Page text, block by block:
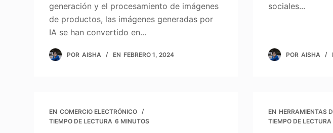
generación y el procesamiento de imágenes
de productos, las imágenes generadas por
IA se han convertido en...
POR AISHA EN FEBRERO 1, 2024
sociales...
POR AISHA
EN COMERCIO ELECTRÓNICO
TIEMPO DE LECTURA 6 MINUTOS
EN HERRAMIENTAS
TIEMPO DE LECTURA